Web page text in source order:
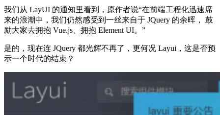
我们从 LayUI 的通知里看到，原作者说“在前端工程化迅速席
来的浪潮中，我们仍然感受到一丝来自于 JQuery 的余晖， 鼓
励大家去拥抱 Vue.js、拥抱 Element UI。”
是的，现在连 JQuery 都光辉不再了，更何况 Layui，这是否预
示一个时代的结束？